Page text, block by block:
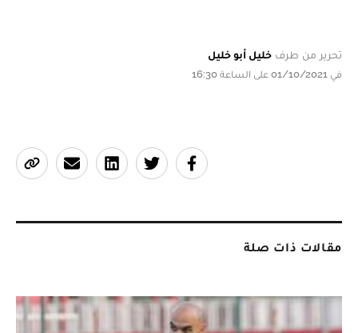
تحرير من طرف خليل أبو خليل
في 01/10/2021 على الساعة 16:30
مقالات ذات صلة